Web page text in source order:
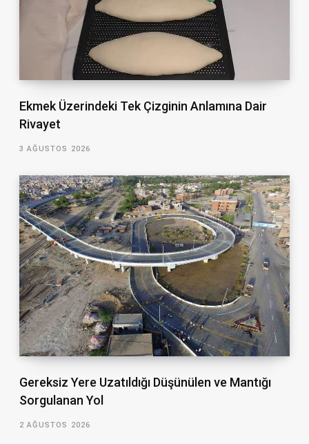
Ekmek Üzerindeki Tek Çizginin Anlamına Dair
Rivayet
3 AĞUSTOS 2026
Gereksiz Yere Uzatıldığı Düşünülen ve Mantığı
Sorgulanan Yol
2 AĞUSTOS 2026